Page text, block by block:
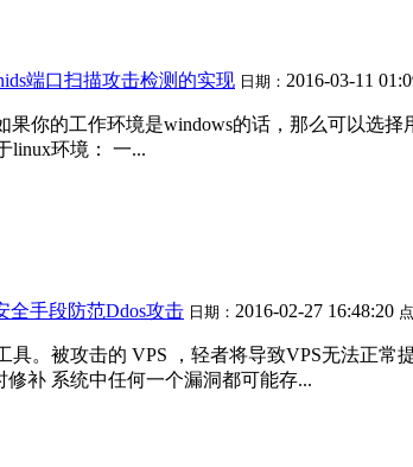
端口扫描攻击检测的实现 日期： 2016-03-11
你的工作环境是windows的话，那么可以选择
linux环境： 一...
全手段防范Ddos攻击 日期： 2016-02-27 16:48:20
具。被攻击的 VPS ，轻者将导致VPS无法正
补 系统中任何一个漏洞都可能存...